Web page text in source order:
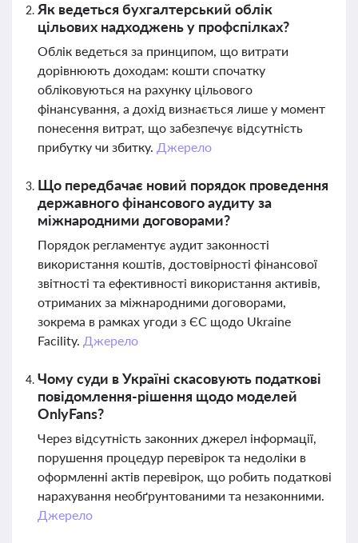
Як ведеться бухгалтерський облік
цільових надходжень у профспілках?
Облік ведеться за принципом, що витрати
дорівнюють доходам: кошти спочатку
обліковуються на рахунку цільового
фінансування, а дохід визнається лише у момент
понесення витрат, що забезпечує відсутність
прибутку чи збитку. Джерело
Що передбачає новий порядок проведення
державного фінансового аудиту за
міжнародними договорами?
Порядок регламентує аудит законності
використання коштів, достовірності фінансової
звітності та ефективності використання активів,
отриманих за міжнародними договорами,
зокрема в рамках угоди з ЄС щодо Ukraine
Facility. Джерело
Чому суди в Україні скасовують податкові
повідомлення-рішення щодо моделей
OnlyFans?
Через відсутність законних джерел інформації,
порушення процедур перевірок та недоліки в
оформленні актів перевірок, що робить податкові
нарахування необґрунтованими та незаконними.
Джерело